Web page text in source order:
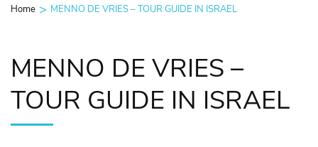
Home > MENNO DE VRIES – TOUR GUIDE IN ISRAEL
MENNO DE VRIES –
TOUR GUIDE IN ISRAEL